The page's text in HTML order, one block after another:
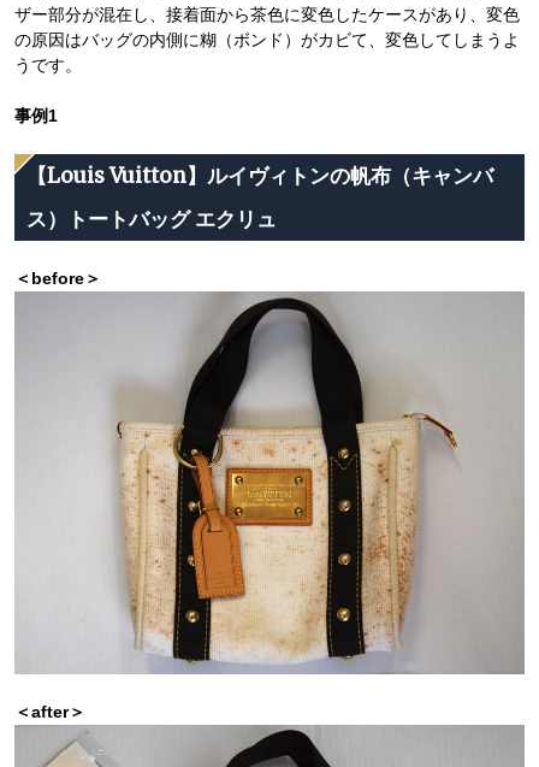
ザー部分が混在し、接着面から茶色に変色したケースがあり、変色
の原因はバッグの内側に糊（ボンド）がカビて、変色してしまうよ
うです。
事例1
【Louis Vuitton】ルイヴィトンの帆布（キャンバ
ス）トートバッグ エクリュ
＜before＞
＜after＞